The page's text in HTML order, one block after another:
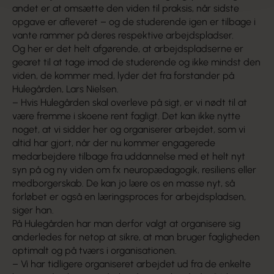
andet er at omsætte den viden til praksis, når sidste
opgave er afleveret – og de studerende igen er tilbage i
vante rammer på deres respektive arbejdspladser.
Og her er det helt afgørende, at arbejdspladserne er
gearet til at tage imod de studerende og ikke mindst den
viden, de kommer med, lyder det fra forstander på
Hulegården, Lars Nielsen.
– Hvis Hulegården skal overleve på sigt, er vi nødt til at
være fremme i skoene rent fagligt. Det kan ikke nytte
noget, at vi sidder her og organiserer arbejdet, som vi
altid har gjort, når der nu kommer engagerede
medarbejdere tilbage fra uddannelse med et helt nyt
syn på og ny viden om fx neuropædagogik, resiliens eller
medborgerskab. De kan jo lære os en masse nyt, så
forløbet er også en læringsproces for arbejdspladsen,
siger han.
På Hulegården har man derfor valgt at organisere sig
anderledes for netop at sikre, at man bruger fagligheden
optimalt og på tværs i organisationen.
– Vi har tidligere organiseret arbejdet ud fra de enkelte